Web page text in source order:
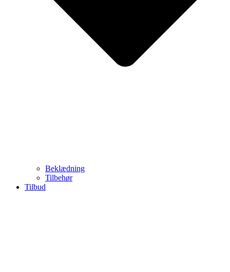
Beklædning
Tilbehør
Tilbud